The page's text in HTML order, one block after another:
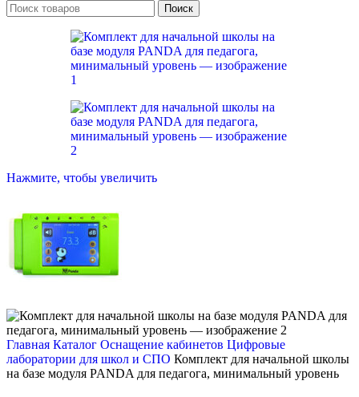
Поиск
Нажмите, чтобы увеличить
Главная Каталог Оснащение кабинетов Цифровые
лаборатории для школ и СПО Комплект для начальной школы
на базе модуля PANDA для педагога, минимальный уровень